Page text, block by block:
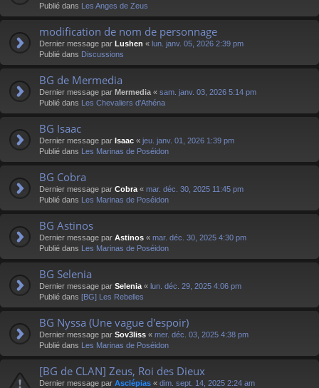
Publié dans Les Anges de Zeus
modification de nom de personnage
Dernier message par Lushen « lun. janv. 05, 2026 2:39 pm
Publié dans Discussions
BG de Mermedia
Dernier message par Mermedia « sam. janv. 03, 2026 5:14 pm
Publié dans Les Chevaliers d'Athéna
BG Isaac
Dernier message par Isaac « jeu. janv. 01, 2026 1:39 pm
Publié dans Les Marinas de Poséidon
BG Cobra
Dernier message par Cobra « mar. déc. 30, 2025 11:45 pm
Publié dans Les Marinas de Poséidon
BG Astinos
Dernier message par Astinos « mar. déc. 30, 2025 4:30 pm
Publié dans Les Marinas de Poséidon
BG Selenia
Dernier message par Selenia « lun. déc. 29, 2025 4:06 pm
Publié dans [BG] Les Rebelles
BG Nyssa (Une vague d'espoir)
Dernier message par Sov3liss « mer. déc. 03, 2025 4:38 pm
Publié dans Les Marinas de Poséidon
[BG de CLAN] Zeus, Roi des Dieux
Dernier message par Asclépias « dim. sept. 14, 2025 2:24 am